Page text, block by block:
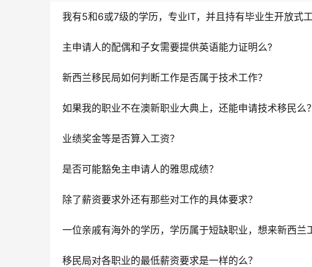
主申请人的配偶和子女需要提供英语能力证明么?
新西兰移民局如何判断工作是否属于技术工作？
如果我的职业不在澳新职业大典上，还能申请技术移民么？
业绩奖金等是否算入工资？
是否可能豁免主申请人的雅思成绩？
除了薪资要求外还有那些对工作的具体要求？
移民局对各职业的最低薪资要求是一样的么？